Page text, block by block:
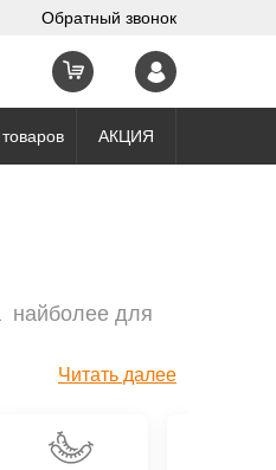
Обратный звонок
АКЦИЯ
найболее для
Читать далее